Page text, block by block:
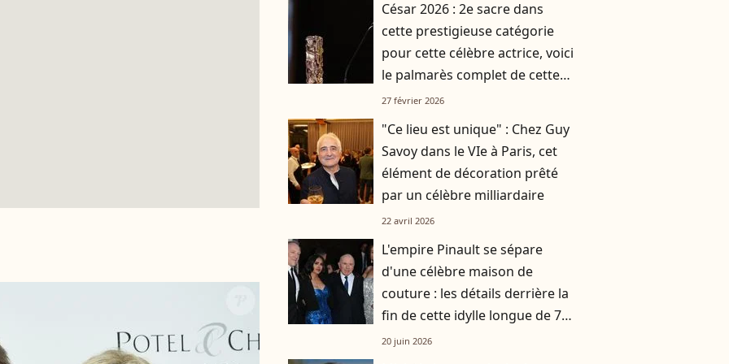
César 2026 : 2e sacre dans
cette prestigieuse catégorie
pour cette célèbre actrice, voici
le palmarès complet de cette
51e cérémonie
27 février 2026
"Ce lieu est unique" : Chez Guy
Savoy dans le VIe à Paris, cet
élément de décoration prêté
par un célèbre milliardaire
22 avril 2026
L'empire Pinault se sépare
d'une célèbre maison de
couture : les détails derrière la
fin de cette idylle longue de 7
ans
20 juin 2026